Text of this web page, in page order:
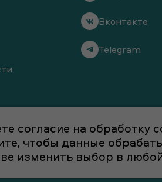
Вконтакте
Telegram
согласие на обработку
чтобы данные
изменить выбор в